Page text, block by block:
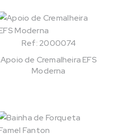
Ref: 2000074
Apoio de Cremalheira EFS
Moderna